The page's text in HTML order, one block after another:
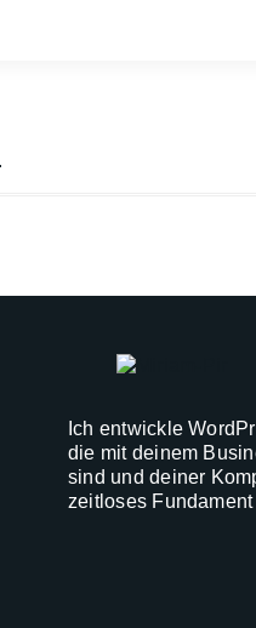
Ich entwickle
die mit deinem
sind und deiner
zeitloses